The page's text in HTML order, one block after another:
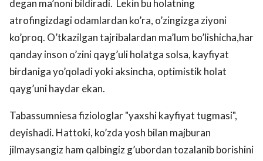
degan ma’noni bildiradi. Lekin bu holatning
atrofingizdagi odamlardan ko’ra, o’zingizga ziyoni
ko’proq. O’tkazilgan tajribalardan ma’lum bo’lishicha,har
qanday inson o’zini qayg’uli holatga solsa, kayfiyat
birdaniga yo’qoladi yoki aksincha, optimistik holat
qayg’uni haydar ekan.
Tabassumniesa fiziologlar "yaxshi kayfiyat tugmasi",
deyishadi. Hattoki, ko’zda yosh bilan majburan
jilmaysangiz ham qalbingiz g’ubordan tozalanib borishini